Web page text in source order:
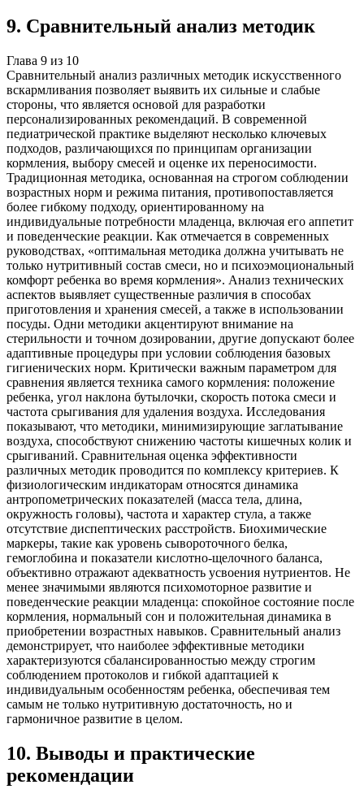
9. Сравнительный анализ методик
Глава 9 из 10
Сравнительный анализ различных методик искусственного
вскармливания позволяет выявить их сильные и слабые
стороны, что является основой для разработки
персонализированных рекомендаций. В современной
педиатрической практике выделяют несколько ключевых
подходов, различающихся по принципам организации
кормления, выбору смесей и оценке их переносимости.
Традиционная методика, основанная на строгом соблюдении
возрастных норм и режима питания, противопоставляется
более гибкому подходу, ориентированному на
индивидуальные потребности младенца, включая его аппетит
и поведенческие реакции. Как отмечается в современных
руководствах, «оптимальная методика должна учитывать не
только нутритивный состав смеси, но и психоэмоциональный
комфорт ребенка во время кормления». Анализ технических
аспектов выявляет существенные различия в способах
приготовления и хранения смесей, а также в использовании
посуды. Одни методики акцентируют внимание на
стерильности и точном дозировании, другие допускают более
адаптивные процедуры при условии соблюдения базовых
гигиенических норм. Критически важным параметром для
сравнения является техника самого кормления: положение
ребенка, угол наклона бутылочки, скорость потока смеси и
частота срыгивания для удаления воздуха. Исследования
показывают, что методики, минимизирующие заглатывание
воздуха, способствуют снижению частоты кишечных колик и
срыгиваний. Сравнительная оценка эффективности
различных методик проводится по комплексу критериев. К
физиологическим индикаторам относятся динамика
антропометрических показателей (масса тела, длина,
окружность головы), частота и характер стула, а также
отсутствие диспептических расстройств. Биохимические
маркеры, такие как уровень сывороточного белка,
гемоглобина и показатели кислотно-щелочного баланса,
объективно отражают адекватность усвоения нутриентов. Не
менее значимыми являются психомоторное развитие и
поведенческие реакции младенца: спокойное состояние после
кормления, нормальный сон и положительная динамика в
приобретении возрастных навыков. Сравнительный анализ
демонстрирует, что наиболее эффективные методики
характеризуются сбалансированностью между строгим
соблюдением протоколов и гибкой адаптацией к
индивидуальным особенностям ребенка, обеспечивая тем
самым не только нутритивную достаточность, но и
гармоничное развитие в целом.
10. Выводы и практические
рекомендации